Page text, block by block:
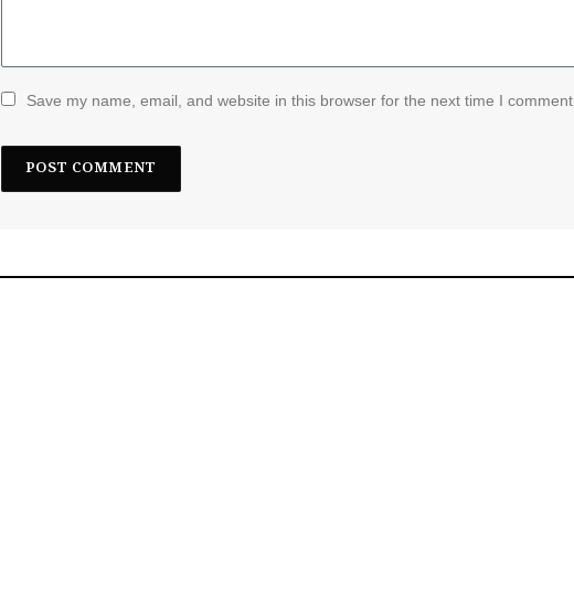
Save my name, email, and website in this browser for the next time I comment.